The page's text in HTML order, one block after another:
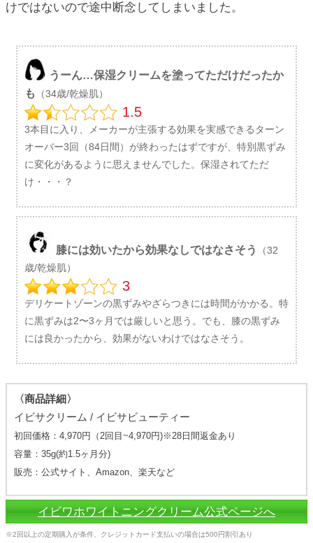
けではないので途中断念してしまいました。
うーん…保湿クリームを塗ってただけだったか
も
（34歳/乾燥肌）
1.5
3本目に入り、メーカーが主張する効果を実感できるターン
オーバー3回（84日間）が終わったはずですが、特別黒ずみ
に変化があるように思えませんでした。保湿されてただ
け・・・？
膝には効いたから効果なしではなさそう
（32
歳/乾燥肌）
3
デリケートゾーンの黒ずみやざらつきには時間がかかる。特
に黒ずみは2〜3ヶ月では厳しいと思う。でも、膝の黒ずみ
には良かったから、効果がないわけではなさそう。
〈商品詳細〉
イビサクリーム / イビサビューティー
初回価格：4,970円（2回目~4,970円)※28日間返金あり
容量：35g(約1.5ヶ月分)
販売：公式サイト、Amazon、楽天など
イビワホワイトニングクリーム公式ページへ
※2回以上の定期購入が条件、クレジットカード支払いの場合は500円割引あり